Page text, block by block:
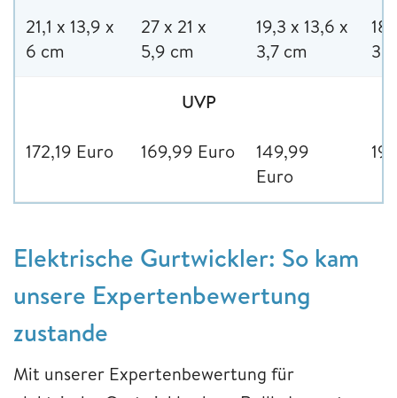
21,1 x 13,9 x
6 cm
27 x 21 x
5,9 cm
19,3 x 13,6 x
3,7 cm
UVP
172,19 Euro 169,99 Euro
149,99
Euro
Elektrische Gurtwickler: So kam
unsere Expertenbewertung
zustande
Mit unserer Expertenbewertung für